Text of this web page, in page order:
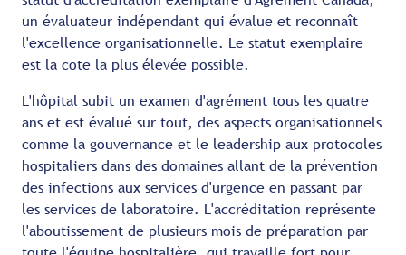
un évaluateur indépendant qui évalue et reconnaît
l'excellence organisationnelle. Le statut exemplaire
est la cote la plus élevée possible.
L'hôpital subit un examen d'agrément tous les quatre
ans et est évalué sur tout, des aspects organisationnels
comme la gouvernance et le leadership aux protocoles
hospitaliers dans des domaines allant de la prévention
des infections aux services d'urgence en passant par
les services de laboratoire. L'accréditation représente
l'aboutissement de plusieurs mois de préparation par